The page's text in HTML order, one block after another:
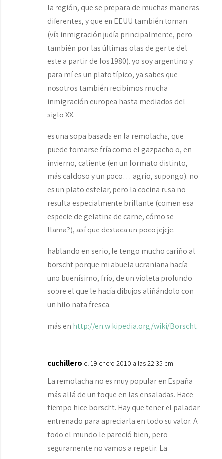
la región, que se prepara de muchas maneras
diferentes, y que en EEUU también toman
(vía inmigración judía principalmente, pero
también por las últimas olas de gente del
este a partir de los 1980). yo soy argentino y
para mí es un plato típico, ya sabes que
nosotros también recibimos mucha
inmigración europea hasta mediados del
siglo XX.
es una sopa basada en la remolacha, que
puede tomarse fría como el gazpacho o, en
invierno, caliente (en un formato distinto,
más caldoso y un poco… agrio, supongo). no
es un plato estelar, pero la cocina rusa no
resulta especialmente brillante (comen esa
especie de gelatina de carne, cómo se
llama?), así que destaca un poco jejeje.
hablando en serio, le tengo mucho cariño al
borscht porque mi abuela ucraniana hacía
uno buenísimo, frío, de un violeta profundo
sobre el que le hacía dibujos aliñándolo con
un hilo nata fresca.
más en http://en.wikipedia.org/wiki/Borscht
cuchillero el 19 enero 2010 a las 22:35 pm
La remolacha no es muy popular en España
más allá de un toque en las ensaladas. Hace
tiempo hice borscht. Hay que tener el paladar
entrenado para apreciarla en todo su valor. A
todo el mundo le pareció bien, pero
seguramente no vamos a repetir. La